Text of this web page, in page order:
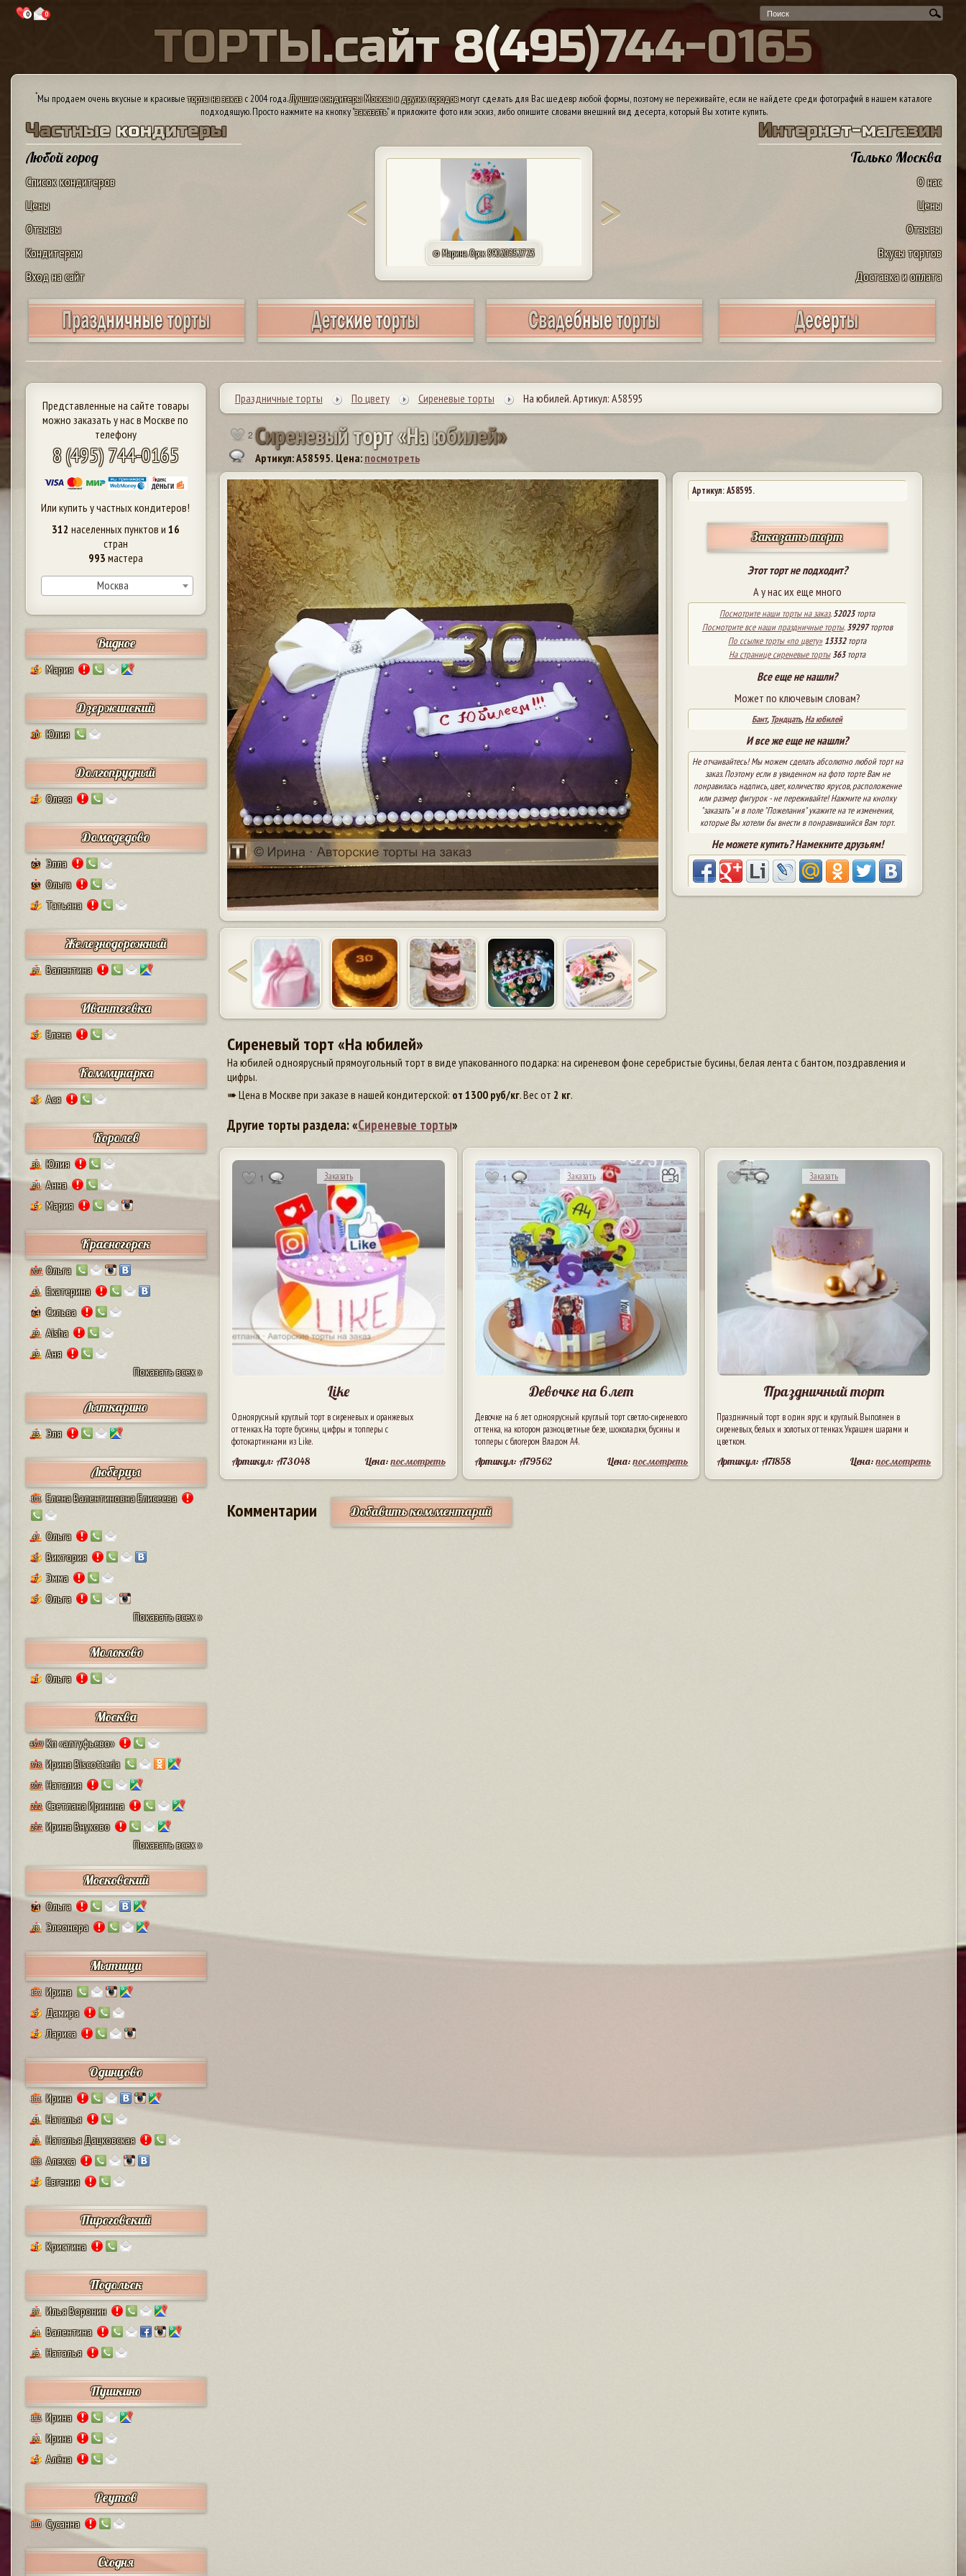
0 0
ТОРТЫ.сайт 8(495)744-0165
*Мы продаем очень вкусные и красивыеторты на заказс 2004 года.Лучшие кондитеры Москвы и других городовмогут сделать для Вас шедевр любой формы, поэтому не переживайте, если не найдете среди фотографий в нашем каталоге
подходящую. Просто нажмите на кнопку "заказать" и приложите фото или эскиз, либо опишите словами внешний вид десерта, который Вы хотите купить.
Частные кондитеры
Любой город
Список кондитеров
Цены
Отзывы
Кондитерам
Вход на сайт
Интернет-магазин
Только Москва
О нас
Цены
Отзывы
Вкусы тортов
Доставка и оплата
© Марина. Орск 89020352723
Представленные на сайте товары
можно заказать у нас в Москве по
телефону
8 (495) 744-0165
Или купить у частных кондитеров!
312 населенных пунктов и 16
стран
993 мастера
Москва
Видное
5 Мария
Дзержинский
10 Юлия
Долгопрудный
2 Олеся
Домодедово
63 Элла
55 Ольга
7 Татьяна
Железнодорожный
17 Валентина
Ивантеевка
9 Елена
Коммунарка
8 Ася
Королев
38 Юлия
24 Анна
5 Мария
Красногорск
207 Ольга
43 Екатерина
64 Сильва
29 Aisha
19
Аня
Показать всех »
Лыткарино
23 Эля
Люберцы
101 Елена Валентиновна Елисеева
47 Ольга
8 Виктория
7 Эмма
9
Ольга
Показать всех »
Молоково
1 Ольга
Москва
4579 Кп «алтуфьево»
378 Ирина Biscotteria
307 Наталия
222 Светлана Иринина
297 Ирина Внуково
Показать всех »
Московский
74 Ольга
28 Элеонора
Мытищи
132 Ирина
9 Дамира
2 Лариса
Одинцово
111 Ирина
41 Наталья
25 Наталья Дацковская
128 Алекса
2 Евгения
Пироговский
1 Кристина
Подольск
37 Илья Воронин
14 Валентина
13 Наталья
Пушкино
125 Ирина
12 Ирина
4 Алёна
Реутов
110 Сусанна
Сходня
Праздничные торты По цвету Сиреневые торты На юбилей. Артикул: А58595
2 Сиреневыйторт«Наюбилей»
Артикул: A58595. Цена: посмотреть
Артикул: A58595.
Заказать торт
Этот торт не подходит?
А у нас их еще много
Посмотрите наши торты на заказ.52023торта
Посмотрите все наши праздничные торты.39297тортов
По ссылке торты «по цвету» 13332торта
На странице сиреневые торты 363торта
Все еще не нашли?
Может по ключевым словам?
Бант, Тридцать,На юбилей
И все же еще не нашли?
Не отчаивайтесь! Мы можем сделать абсолютно любой торт на
заказ. Поэтому если в увиденном на фото торте Вам не
понравилась надпись, цвет, количество ярусов, расположение
или размер фигурок - не переживайте! Нажмите на кнопку
"заказать" и в поле "Пожелания" укажите на те изменения,
которые Вы хотели бы внести в понравившийся Вам торт.
Не можете купить? Намекните друзьям!
Сиреневый торт «На юбилей»
На юбилей одноярусный прямоугольный торт в виде упакованного подарка: на сиреневом фоне серебристые бусины, белая лента с бантом, поздравления и
цифры.
➠ Цена в Москве при заказе в нашей кондитерской: от 1300руб/кг. Вес от 2 кг.
Другие торты раздела: «Сиреневые торты»
1 Заказать
Like
Одноярусный круглый торт в сиреневых и оранжевых
оттенках. На торте бусины, цифры и топперы с
фотокартинками из Like.
Артикул: A73048 Цена:посмотреть
1 Заказать
Девочке на 6 лет
Девочке на 6 лет одноярусный круглый торт светло-сиреневого
оттенка, на котором разноцветные безе, шоколадки, бусины и
топперы с блогером Владом А4.
Артикул: A79562 Цена:посмотреть
1 Заказать
Праздничный торт
Праздничный торт в один ярус и круглый. Выполнен в
сиреневых, белых и золотых оттенках. Украшен шарами и
цветком.
Артикул: A71858 Цена:посмотреть
Комментарии Добавить комментарий